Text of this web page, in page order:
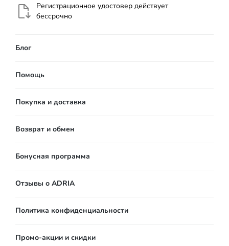
Регистрационное удостовер действует
бессрочно
Блог
Помощь
Покупка и доставка
Возврат и обмен
Бонусная программа
Отзывы о ADRIA
Политика конфиденциальности
Промо-акции и скидки